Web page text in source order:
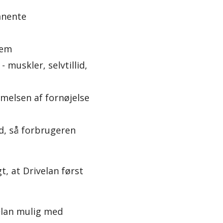
muskler, selvtillid,
af fornøjelse
så forbrugeren
at Drivelan først
mulig med